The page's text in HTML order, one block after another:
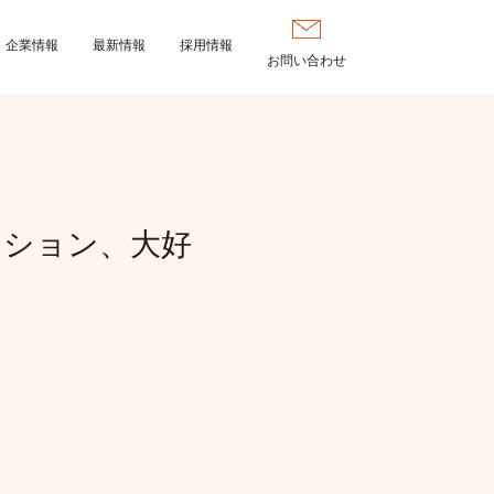
企業情報 最新情報
採用情報
お問い合わせ
ョン、大好